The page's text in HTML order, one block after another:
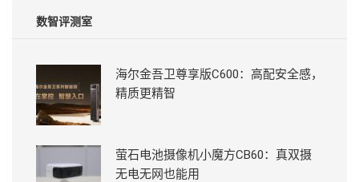
数智评测室
海尔金吾卫尊享版C600：高配安全感，
精质更精智
萤石电池摄像机小魔方CB60：真双摄
无电无网也能用